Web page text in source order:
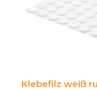
Klebefilz weiß